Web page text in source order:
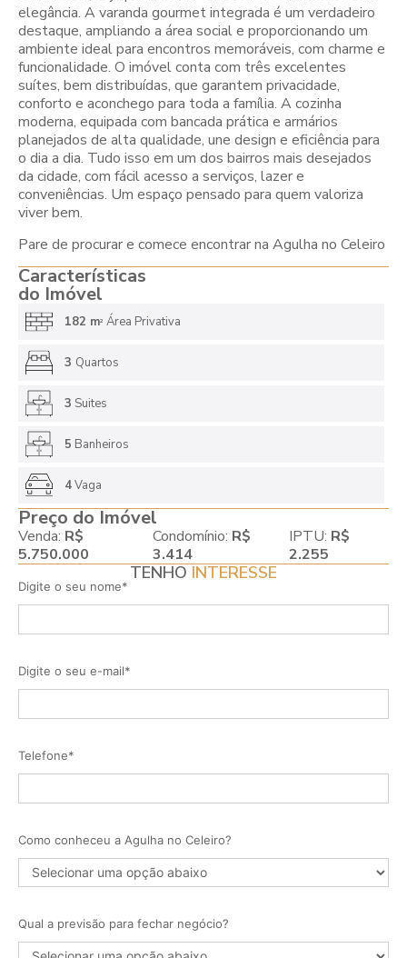
elegância. A varanda gourmet integrada é um verdadeiro
destaque, ampliando a área social e proporcionando um
ambiente ideal para encontros memoráveis, com charme e
funcionalidade. O imóvel conta com três excelentes
suítes, bem distribuídas, que garantem privacidade,
conforto e aconchego para toda a família. A cozinha
moderna, equipada com bancada prática e armários
planejados de alta qualidade, une design e eficiência para
o dia a dia. Tudo isso em um dos bairros mais desejados
da cidade, com fácil acesso a serviços, lazer e
conveniências. Um espaço pensado para quem valoriza
viver bem.
Pare de procurar e comece encontrar na Agulha no Celeiro
Características
do Imóvel
182 m2 Área Privativa
3 Quartos
3 Suites
5 Banheiros
4Vaga
Preço do Imóvel
Venda: R$
5.750.000
Condomínio: R$
3.414
IPTU: R$
2.255
TENHO INTERESSE
Digite o seu nome*
Digite o seu e-mail*
Telefone*
Como conheceu a Agulha no Celeiro?
Qual a previsão para fechar negócio?